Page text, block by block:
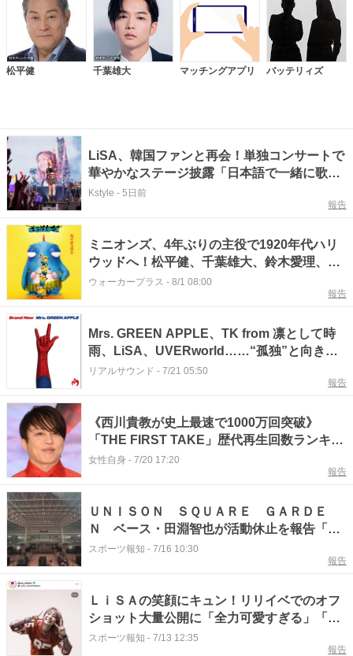
松平健 千葉雄大 マッチングアプリ バッテリィズ
LiSA、韓国ファンと再会！単独コンサートで
華やかなステージ披露「日本語で一緒に歌っ
てくれて感動」
Kstyle - 5日前
報告
ミニオンズ、4年ぶりの主役で1920年代ハリ
ウッドへ！松平健、千葉雄大、鈴木愛理、
LiSAが吹替『ミニオンズ＆モンスターズ』8
ウォーカープラス - 8/1 08:00
報告
Mrs. GREEN APPLE、TK from 凛として時
雨、LiSA、UVERworld……“孤独”と向き合
った『スパイダーマン』主題歌
リアルサウンド - 7/21 05:50
報告
《西川貴教が史上最速で1000万回突破》
「THE FIRST TAKE」歴代再生回数ランキン
グ！3位LiSA、2位YOASOBIを抑えた1位
女性自身 - 7/20 17:20
報告
ＵＮＩＳＯＮ ＳＱＵＡＲＥ ＧＡＲＤＥ
Ｎ ベース・田淵智也が活動休止を報告「一
旦業界を去る気持ち」
スポーツ報知 - 7/16 10:30
報告
ＬｉＳＡの笑顔にキュン！リリイベでのオフ
ショット大量公開に「全力可愛すぎる」「ほ
んと女神すぎて」「行けた人羨ましい」
スポーツ報知 - 7/13 12:35
報告